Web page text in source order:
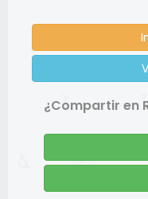
¿Compartir en